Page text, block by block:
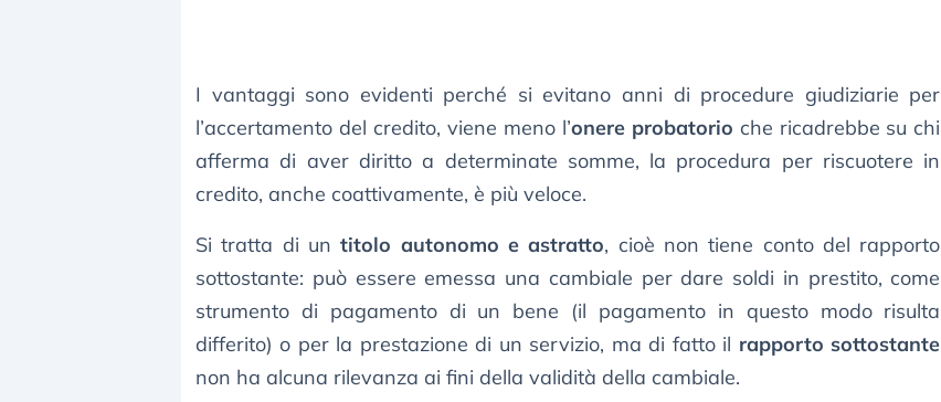
I vantaggi sono evidenti perché si evitano anni di procedure giudiziarie per
l’accertamento del credito, viene meno l’onere probatorio che ricadrebbe su chi
afferma di aver diritto a determinate somme, la procedura per riscuotere in
credito, anche coattivamente, è più veloce.
Si tratta di untitolo autonomo e astratto, cioè non tiene conto del rapporto
sottostante: può essere emessa una cambiale per dare soldi in prestito, come
strumento di pagamento di un bene (il pagamento in questo modo risulta
differito) o per la prestazione di un servizio, ma di fatto il rapporto sottostante
non ha alcuna rilevanza ai fini della validità della cambiale.